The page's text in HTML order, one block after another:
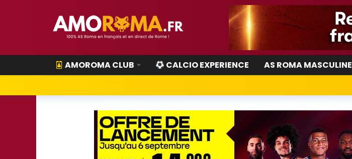
AMOROMA CLUB CALCIO EXPERIENCE AS ROMA MASCULINE